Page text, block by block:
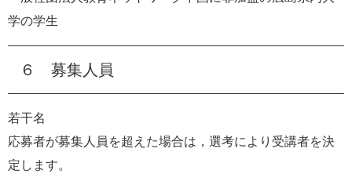
学の学生
６ 募集人員
若干名
応募者が募集人員を超えた場合は，選考により受講者を決
定します。